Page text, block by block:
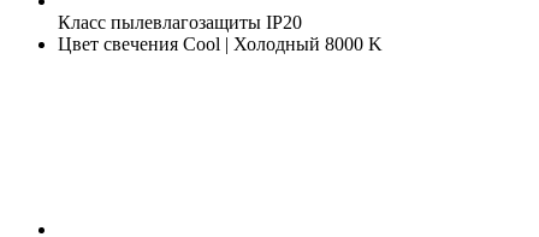
Класс пылевлагозащиты IP20
Цвет свечения Cool | Холодный 8000 K